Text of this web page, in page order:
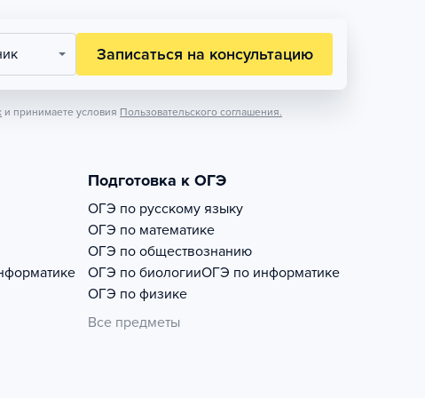
Записаться на консультацию
и принимаете условия Пользовательского соглашения.
Подготовка к ОГЭ
ОГЭ по русскому языку
ОГЭ по математике
ОГЭ по обществознанию
ОГЭ по биологииОГЭ по информатике
ОГЭ по физике
Все предметы